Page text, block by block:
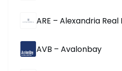
ARE – Alexandria
AVB – Avalonbay